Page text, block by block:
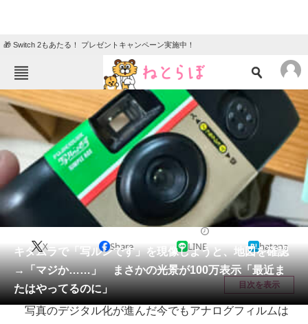
🎁 Switch 2もあたる！ プレゼントキャンペーン実施中！
ねとらぼメニュー
TOP ニュース
エンタメ クイズ
グルメ 地域
住まい 教育・育児
リサーチ
会員記事
メディア
注目記事を集めた総合ページ
キタムラで「写ルンです」を現像しようと、地図を確認
→「マジか……」 まさかの光景が100万表示「最近ま
たはやってるのに」
X Share LINE hatena
目次を表示
写真のデジタル化が進んだ今でもアナログフィルムは